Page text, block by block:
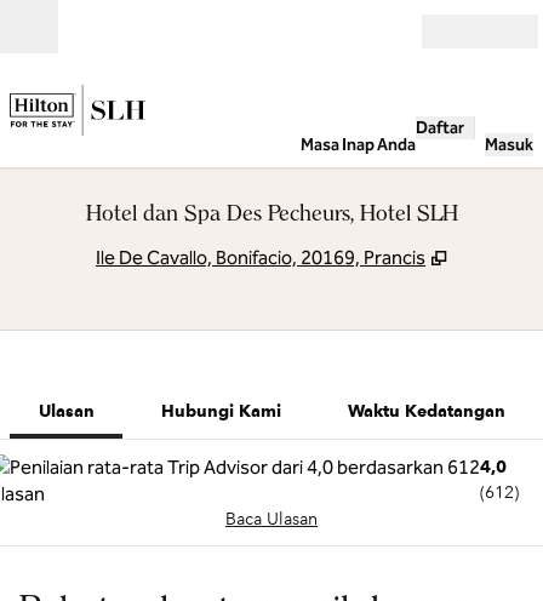
Masa Inap Anda
Daftar
Masuk
Hotel dan Spa Des Pecheurs, Hotel SLH
Ile De Cavallo, Bonifacio, 20169, Prancis ,
Ulasan Hubungi Kami Waktu Kedatangan
4,0
(612)
Baca Ulasan